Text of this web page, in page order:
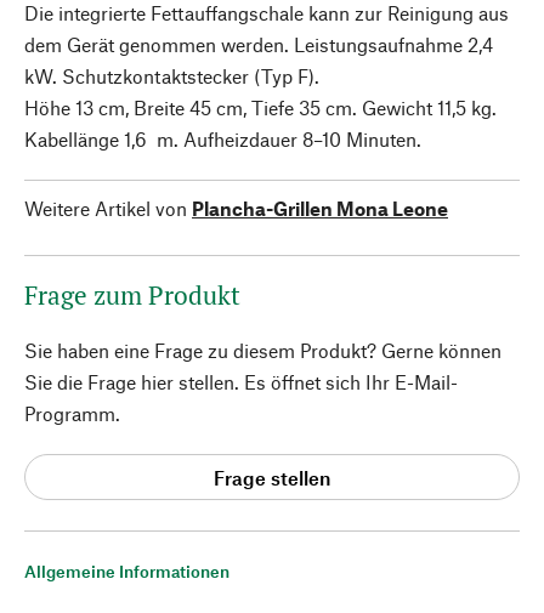
Allgemeine Informationen
Die integrierte Fettauffangschale kann zur Reinigung aus
dem Gerät genommen werden. Leistungsaufnahme 2,4
kW. Schutzkontaktstecker (Typ F).
Höhe 13 cm, Breite 45 cm, Tiefe 35 cm. Gewicht 11,5 kg.
Kabellänge 1,6 m. Aufheizdauer 8–10 Minuten.
Weitere Artikel von Plancha-Grillen Mona Leone
Frage zum Produkt
Sie haben eine Frage zu diesem Produkt? Gerne können
Sie die Frage hier stellen. Es öffnet sich Ihr E-Mail-
Programm.
Frage stellen